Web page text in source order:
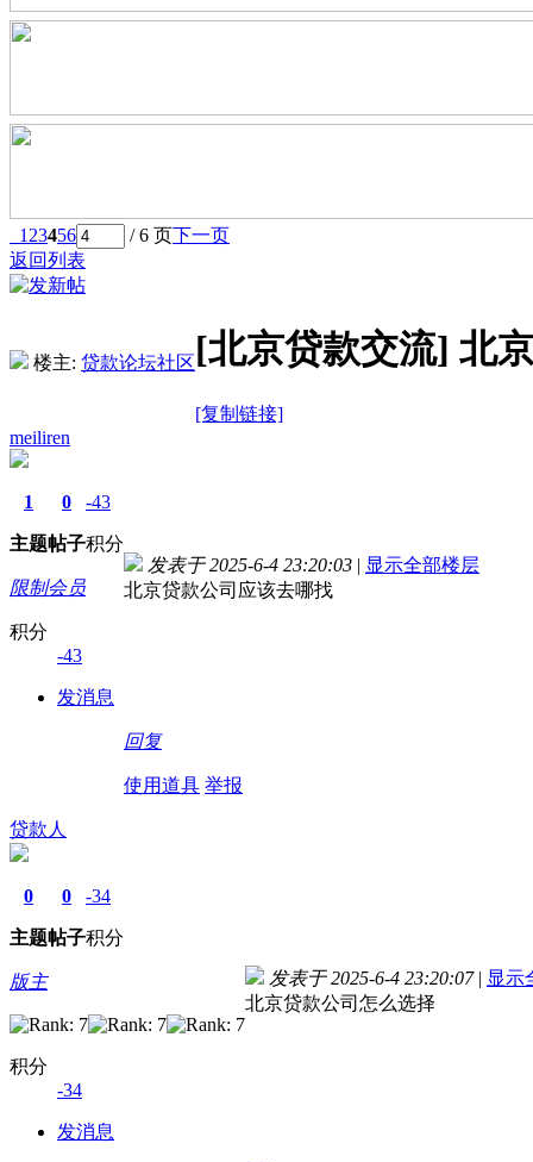
1 23456 / 6 页下一页
返回列表
楼主: 贷款论坛社区[北京贷款交流] 北
[复制链接]
meiliren
1
主题
0
帖子
-43
积分
限制会员
积分
-43
发消息
发表于 2025-6-4 23:20:03 | 显示全部楼层
北京贷款公司应该去哪找
回复
使用道具 举报
贷款人
0
主题
0
帖子
-34
积分
版主
积分
-34
发消息
发表于 2025-6-4 23:20:07 | 显示
北京贷款公司怎么选择